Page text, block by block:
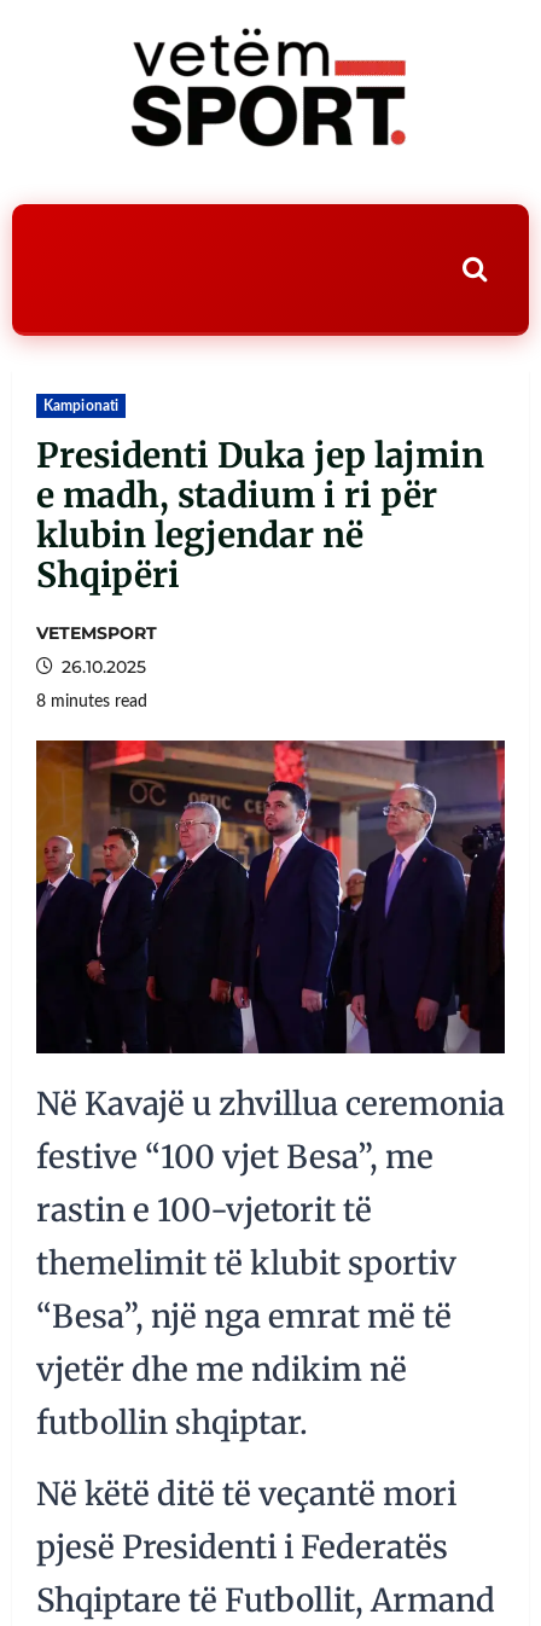
Kampionati
Presidenti Duka jep lajmin
e madh, stadium i ri për
klubin legjendar në
Shqipëri
VETEMSPORT
26.10.2025
8 minutes read
Në Kavajë u zhvillua ceremonia
festive “100 vjet Besa”, me
rastin e 100-vjetorit të
themelimit të klubit sportiv
“Besa”, një nga emrat më të
vjetër dhe me ndikim në
futbollin shqiptar.
Në këtë ditë të veçantë mori
pjesë Presidenti i Federatës
Shqiptare të Futbollit, Armand